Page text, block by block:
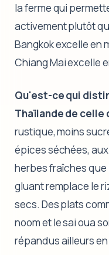
la ferme qui
activement plutôt
Bangkok excelle en
Chiang Mai excelle
Qu'est-ce qui
Thaïlande de celle
rustique, moins
épices séchées,
herbes fraîches que
gluant remplace le
secs. Des plats
noom et le sai oua
répandus ailleurs